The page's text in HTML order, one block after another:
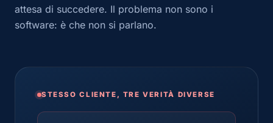
attesa di succedere. Il problema non sono i
software: è che non si parlano.
STESSO CLIENTE, TRE VERITÀ DIVERSE